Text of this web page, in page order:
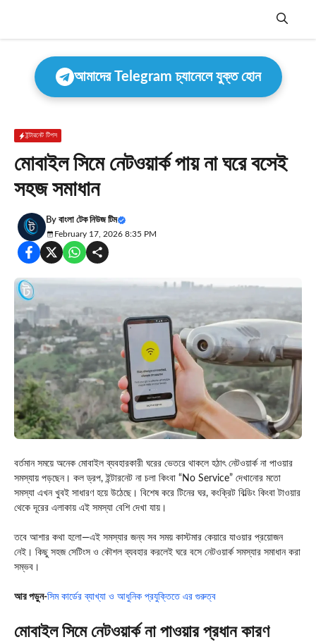
Menu
আমাদের Telegram চ্যানেলে যুক্ত হোন
ইন্টারনেট টিপস
মোবাইল সিমে নেটওয়ার্ক পায় না ঘরে বসেই
সহজ সমাধান
By বাংলা টেক নিউজ টিম
February 17, 2026 8:35 PM
বর্তমান সময়ে অনেক মোবাইল ব্যবহারকারী ঘরের ভেতরে থাকলে হঠাৎ নেটওয়ার্ক না পাওয়ার
সমস্যায় পড়ছেন। কল ড্রপ, ইন্টারনেট না চলা কিংবা “No Service” দেখানোর মতো
সমস্যা এখন খুবই সাধারণ হয়ে উঠেছে। বিশেষ করে টিনের ঘর, কংক্রিট বিল্ডিং কিংবা টাওয়ার
থেকে দূরের এলাকায় এই সমস্যা বেশি দেখা যায়।
তবে আশার কথা হলো—এই সমস্যার জন্য সব সময় কাস্টমার কেয়ারে যাওয়ার প্রয়োজন
নেই। কিছু সহজ সেটিংস ও কৌশল ব্যবহার করলেই ঘরে বসে নেটওয়ার্ক সমস্যার সমাধান করা
সম্ভব।
আর পড়ুন-সিম কার্ডের ব্যাখ্যা ও আধুনিক প্রযুক্তিতে এর গুরুত্ব
মোবাইল সিমে নেটওয়ার্ক না পাওয়ার প্রধান কারণ